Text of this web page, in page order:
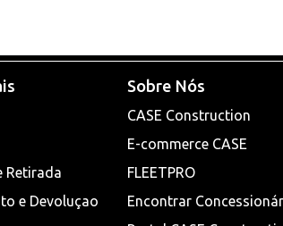
Retirada
e Devoluçao
Sobre Nós
CASE Construction
E-commerce CASE
FLEETPRO
Encontrar